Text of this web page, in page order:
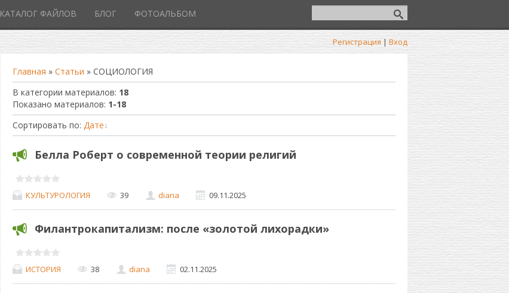
КАТАЛОГ ФАЙЛОВ БЛОГ ФОТОАЛЬБОМ
Регистрация | Вход
Главная » Статьи » СОЦИОЛОГИЯ
В категории материалов: 18
Показано материалов: 1-18
Сортировать по: Дате
Белла Роберт о современной теории религий
КУЛЬТУРОЛОГИЯ 39 diana 09.11.2025
Филантрокапитализм: после «золотой лихорадки»
ИСТОРИЯ 38 diana 02.11.2025